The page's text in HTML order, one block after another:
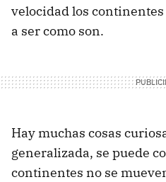
velocidad los
a ser como son.
Hay muchas cosas
generalizada, se puede
continentes no se